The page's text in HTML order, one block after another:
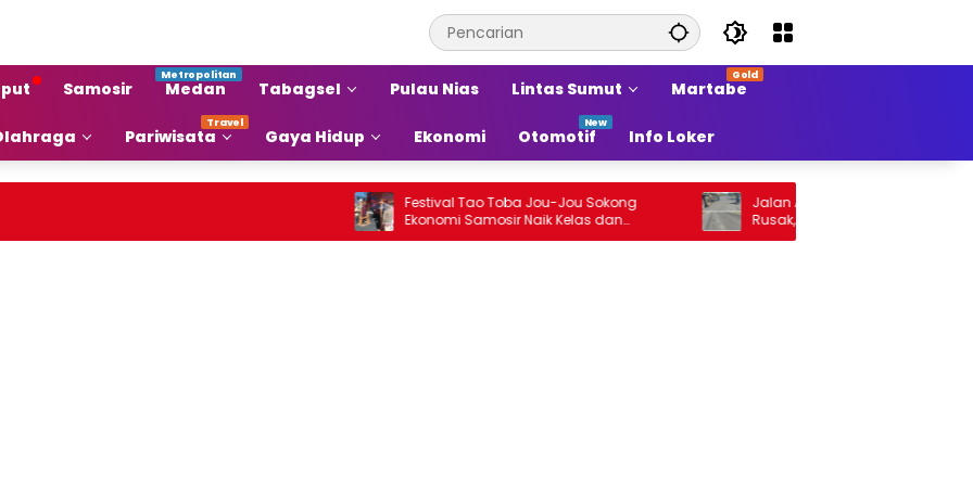
Samosir Medan Tabagsel Pulau Nias Lintas Sumut Martabe
Pariwisata Gaya Hidup Ekonomi Otomotif Info Loker
Festival Tao Toba Jou-Jou Sokong
Ekonomi Samosir Naik Kelas dan
Pariwisata Menjadi Sumber Pertumbuhan
Jalan Arteri Stabat–Pangkalan Brandan
Rusak, Pengendara Terancam Celaka